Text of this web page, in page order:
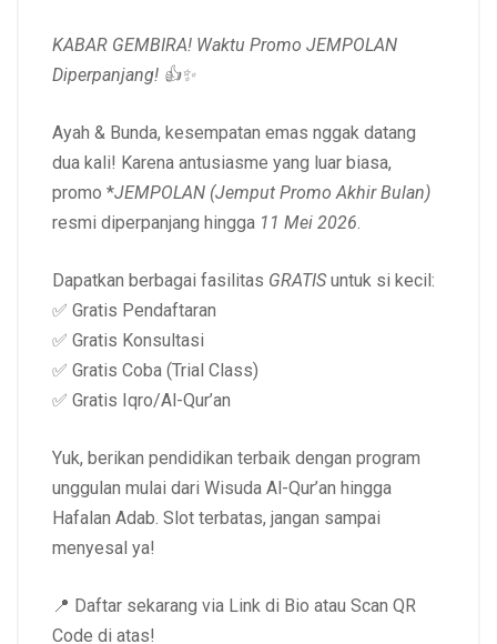
KABAR GEMBIRA! Waktu Promo JEMPOLAN
Diperpanjang! 👍✨
Ayah & Bunda, kesempatan emas nggak datang
dua kali! Karena antusiasme yang luar biasa,
promo *JEMPOLAN (Jemput Promo Akhir Bulan)
resmi diperpanjang hingga 11 Mei 2026.
Dapatkan berbagai fasilitas GRATIS untuk si kecil:
✅ Gratis Pendaftaran
✅ Gratis Konsultasi
✅ Gratis Coba (Trial Class)
✅ Gratis Iqro/Al-Qur’an
Yuk, berikan pendidikan terbaik dengan program
unggulan mulai dari Wisuda Al-Qur’an hingga
Hafalan Adab. Slot terbatas, jangan sampai
menyesal ya!
📍 Daftar sekarang via Link di Bio atau Scan QR
Code di atas!